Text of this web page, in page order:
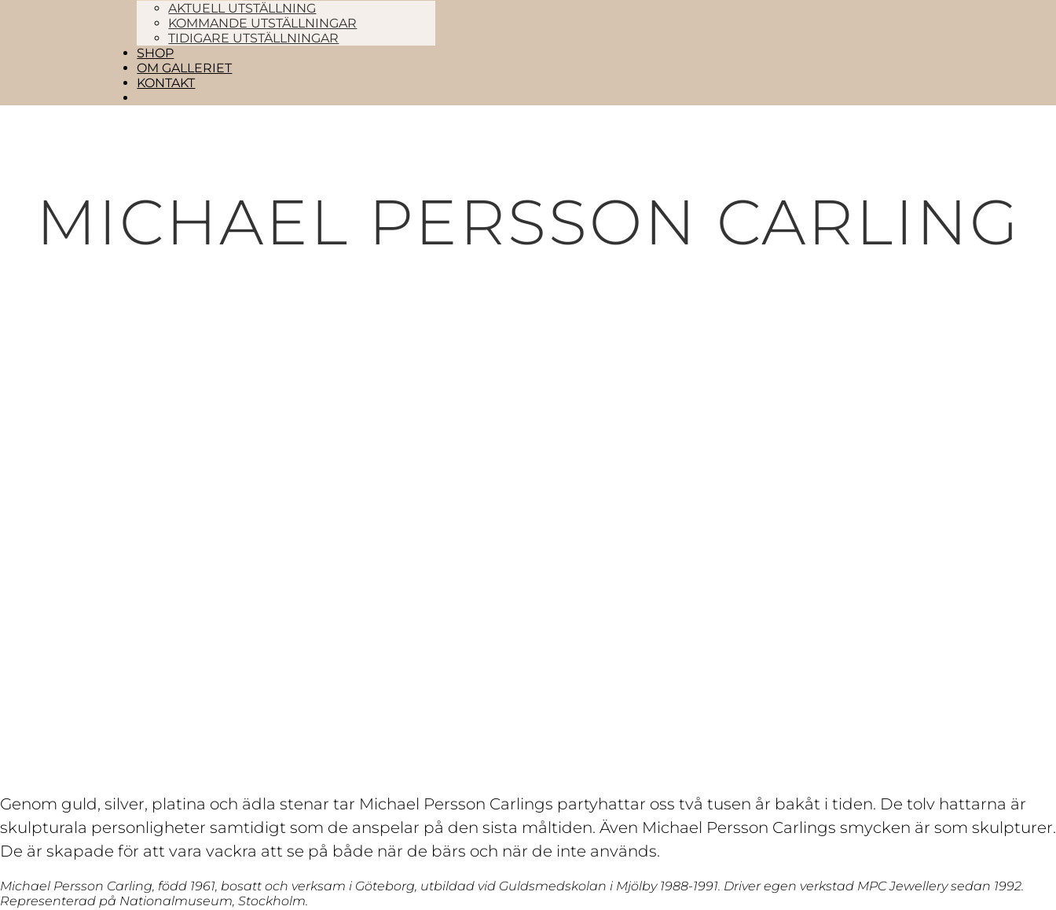
AKTUELL UTSTÄLLNING
KOMMANDE UTSTÄLLNINGAR
TIDIGARE UTSTÄLLNINGAR
SHOP
OM GALLERIET
KONTAKT
MICHAEL PERSSON CARLING
Genom guld, silver, platina och ädla stenar tar Michael Persson Carlings partyhattar oss två tusen år bakåt i tiden. De tolv hattarna är
skulpturala personligheter samtidigt som de anspelar på den sista måltiden. Även Michael Persson Carlings smycken är som skulpturer.
De är skapade för att vara vackra att se på både när de bärs och när de inte används.
Michael Persson Carling, född 1961, bosatt och verksam i Göteborg, utbildad vid Guldsmedskolan i Mjölby 1988-1991. Driver egen verkstad MPC Jewellery sedan 1992.
Representerad på Nationalmuseum, Stockholm.